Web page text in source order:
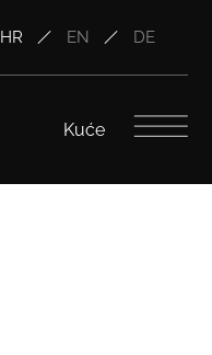
HR EN DE
Kuće